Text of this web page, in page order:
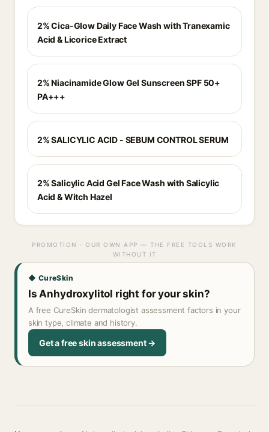
2% Cica-Glow Daily Face Wash with Tranexamic
Acid & Licorice Extract
2% Niacinamide Glow Gel Sunscreen SPF 50+
PA+++
2% SALICYLIC ACID - SEBUM CONTROL SERUM
2% Salicylic Acid Gel Face Wash with Salicylic
Acid & Witch Hazel
PROMOTION · OUR OWN APP — THE FREE TOOLS WORK
WITHOUT IT
◆ CureSkin
Is Anhydroxylitol right for your skin?
A free CureSkin dermatologist assessment factors in your
skin type, climate and history.
Get a free skin assessment →